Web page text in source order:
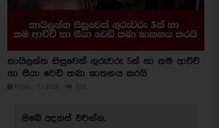
තායිලන්ත සිසුවෙක් ගුරුවරු 5ක් හා තම ආච්චි
හා සීයා වෙඩි තබා ඝාතනය කරයි
Friday / 7 / 2026 329
ඔබේ අදහස් එවන්න.